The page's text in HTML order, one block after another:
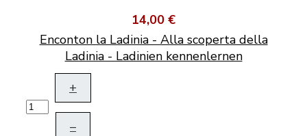
14,00 €
Enconton la Ladinia - Alla scoperta della
Ladinia - Ladinien kennenlernen
+
–